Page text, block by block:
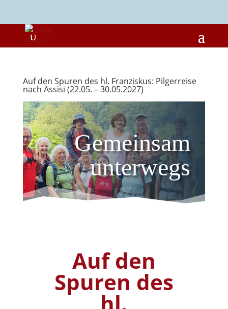
Auf den Spuren des hl. Franziskus: Pilgerreise
nach Assisi (22.05. – 30.05.2027)
Gemeinsam
unterwegs
Auf den
Spuren des
hl.